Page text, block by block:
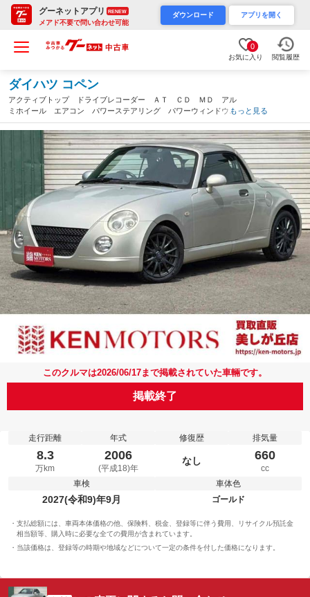
グーネットアプリ RENEW
メアド不要で問い合わせ可能
ダウンロード アプリを開く
0
お気に入り 閲覧履歴
ダイハツ コペン
アクティブトップ ドライブレコーダー ＡＴ ＣＤ ＭＤ アル
ミホイール エアコン パワーステアリング パワーウィンドウ
（北海道）
もっと見る
このクルマは2026/06/17まで掲載されていた車輛です。
掲載終了
走行距離
8.3
万km
年式
2006
(平成18)年
修復歴
なし
排気量
660
cc
車検
2027(令和9)年9月
車体色
ゴールド
支払総額には、車両本体価格の他、保険料、税金、登録等に伴う費用、リサイクル預託金
相当額等、購入時に必要な全ての費用が含まれています。
当該価格は、登録等の時期や地域などについて一定の条件を付した価格になります。